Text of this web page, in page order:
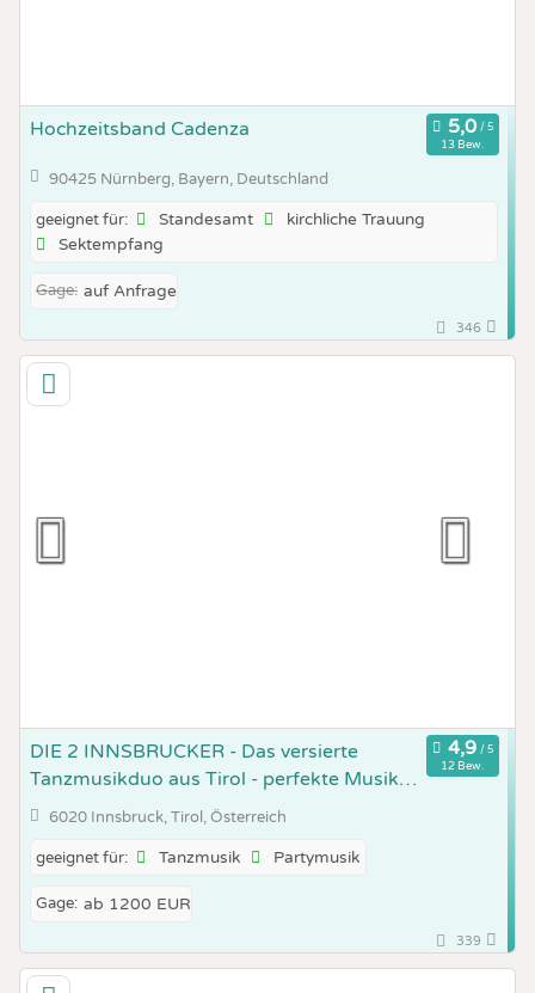
Hochzeitsband Cadenza
13 Bew.
90425 Nürnberg, Bayern, Deutschland
geeignet für: Standesamt
kirchliche Trauung
Sektempfang
Gage: auf Anfrage
346
DIE 2 INNSBRUCKER - Das versierte
Tanzmusikduo aus Tirol - perfekte Musik
von den 60ern bis heute
12 Bew.
6020 Innsbruck, Tirol, Österreich
geeignet für: Tanzmusik Partymusik
Gage: ab 1200 EUR
339